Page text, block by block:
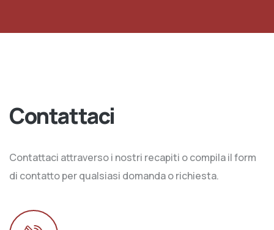
Contattaci
Contattaci attraverso i nostri recapiti o compila il form
di contatto per qualsiasi domanda o richiesta.